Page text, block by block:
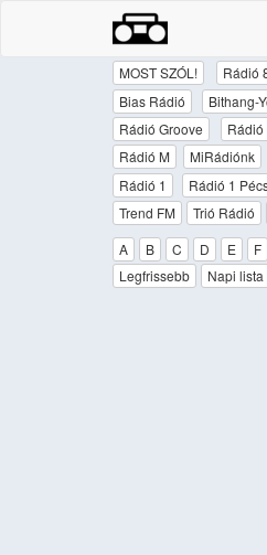
MOST SZÓL! Rádió
Bias Rádió
Bithang-
Rádió Groove
Rádió
Rádió M
MiRádiónk
Rádió 1
Rádió 1
Trend FM
Trió Rádió
A
B C D E F
Legfrissebb
Napi lista